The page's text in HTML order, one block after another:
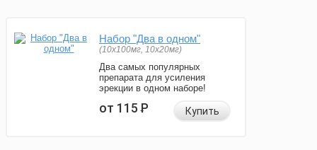
Набор "Два в одном"
(10x100мг, 10x20мг)
Два самых популярных
препарата для усиления
эрекции в одном наборе!
от 115Р Купить